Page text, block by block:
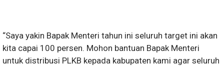
“Saya yakin Bapak Menteri tahun ini seluruh target ini akan
kita capai 100 persen. Mohon bantuan Bapak Menteri
untuk distribusi PLKB kepada kabupaten kami agar seluruh